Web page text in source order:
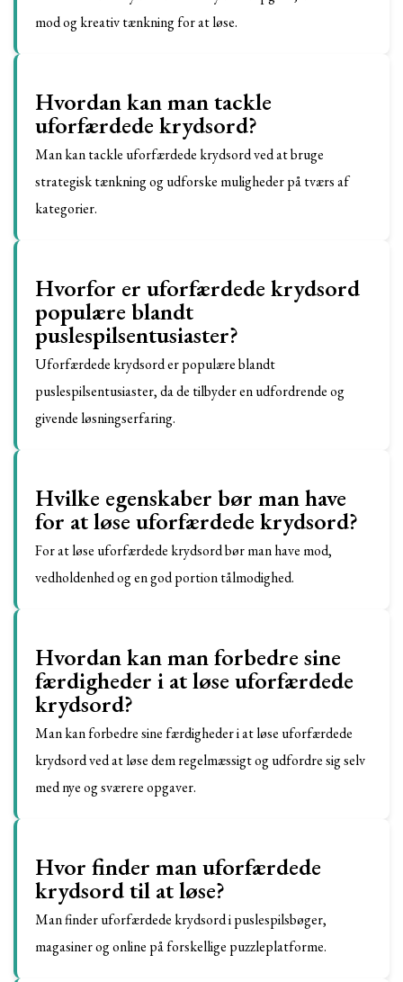
mod og kreativ tænkning for at løse.
Hvordan kan man tackle
uforfærdede krydsord?
Man kan tackle uforfærdede krydsord ved at bruge
strategisk tænkning og udforske muligheder på tværs af
kategorier.
Hvorfor er uforfærdede krydsord
populære blandt
puslespilsentusiaster?
Uforfærdede krydsord er populære blandt
puslespilsentusiaster, da de tilbyder en udfordrende og
givende løsningserfaring.
Hvilke egenskaber bør man have
for at løse uforfærdede krydsord?
For at løse uforfærdede krydsord bør man have mod,
vedholdenhed og en god portion tålmodighed.
Hvordan kan man forbedre sine
færdigheder i at løse uforfærdede
krydsord?
Man kan forbedre sine færdigheder i at løse uforfærdede
krydsord ved at løse dem regelmæssigt og udfordre sig selv
med nye og sværere opgaver.
Hvor finder man uforfærdede
krydsord til at løse?
Man finder uforfærdede krydsord i puslespilsbøger,
magasiner og online på forskellige puzzleplatforme.